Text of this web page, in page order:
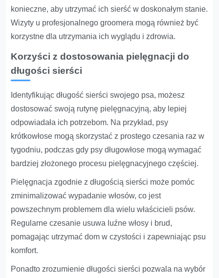
konieczne, aby utrzymać ich sierść w doskonałym stanie.
Wizyty u profesjonalnego groomera mogą również być
korzystne dla utrzymania ich wyglądu i zdrowia.
Korzyści z dostosowania pielęgnacji do
długości sierści
Identyfikując długość sierści swojego psa, możesz
dostosować swoją rutynę pielęgnacyjną, aby lepiej
odpowiadała ich potrzebom. Na przykład, psy
krótkowłose mogą skorzystać z prostego czesania raz w
tygodniu, podczas gdy psy długowłose mogą wymagać
bardziej złożonego procesu pielęgnacyjnego częściej.
Pielęgnacja zgodnie z długością sierści może pomóc
zminimalizować wypadanie włosów, co jest
powszechnym problemem dla wielu właścicieli psów.
Regularne czesanie usuwa luźne włosy i brud,
pomagając utrzymać dom w czystości i zapewniając psu
komfort.
Ponadto zrozumienie długości sierści pozwala na wybór